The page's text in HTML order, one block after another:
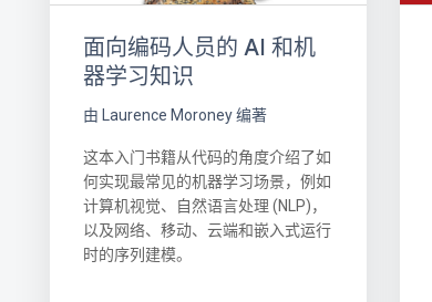
面向编码人员的 AI 和机
器学习知识
由 Laurence Moroney 编著
这本入门书籍从代码的角度介绍了如
何实现最常见的机器学习场景，例如
计算机视觉、自然语言处理 (NLP)，
以及网络、移动、云端和嵌入式运行
时的序列建模。